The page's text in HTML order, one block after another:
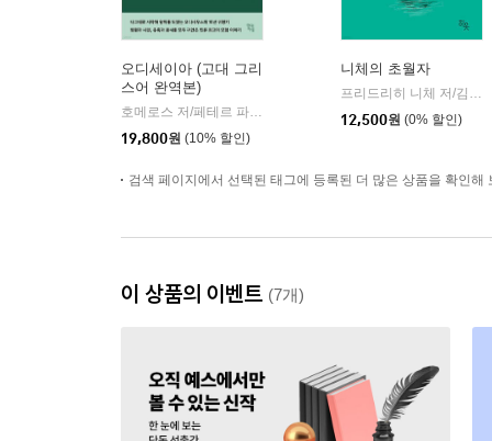
오디세이아 (고대 그리
스어 완역본)
| 현대지성
19,800원 (10% 할인)
니체의 초월자
12,500원 (0% 할인)
검색 페이지에서 선택된 태그에 등록된 더 많은 상품을 확인해
이 상품의 이벤트 (7개)